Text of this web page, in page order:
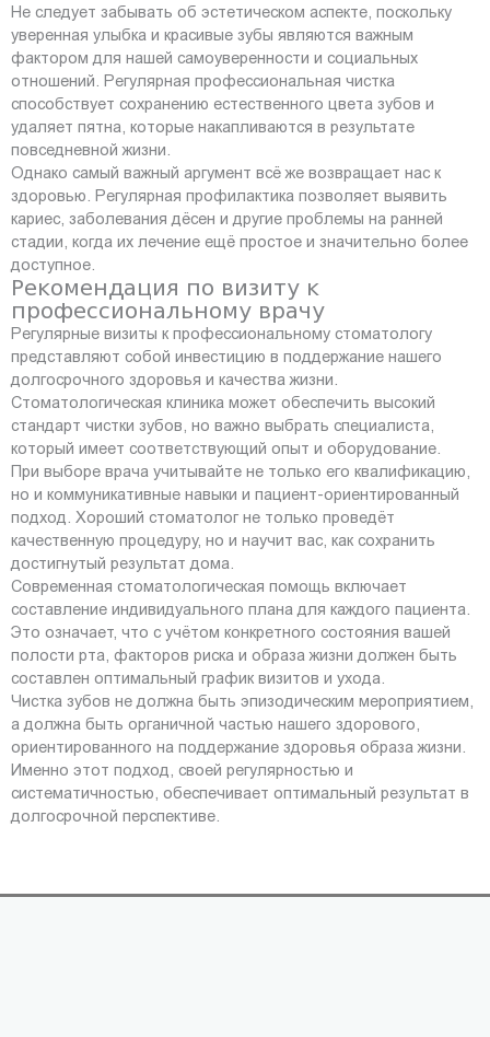
Не следует забывать об эстетическом аспекте, поскольку
уверенная улыбка и красивые зубы являются важным
фактором для нашей самоуверенности и социальных
отношений. Регулярная профессиональная чистка
способствует сохранению естественного цвета зубов и
удаляет пятна, которые накапливаются в результате
повседневной жизни.
Однако самый важный аргумент всё же возвращает нас к
здоровью. Регулярная профилактика позволяет выявить
кариес, заболевания дёсен и другие проблемы на ранней
стадии, когда их лечение ещё простое и значительно более
доступное.
Рекомендация по визиту к
профессиональному врачу
Регулярные визиты к профессиональному стоматологу
представляют собой инвестицию в поддержание нашего
долгосрочного здоровья и качества жизни.
Стоматологическая клиника может обеспечить высокий
стандарт чистки зубов, но важно выбрать специалиста,
который имеет соответствующий опыт и оборудование.
При выборе врача учитывайте не только его квалификацию,
но и коммуникативные навыки и пациент-ориентированный
подход. Хороший стоматолог не только проведёт
качественную процедуру, но и научит вас, как сохранить
достигнутый результат дома.
Современная стоматологическая помощь включает
составление индивидуального плана для каждого пациента.
Это означает, что с учётом конкретного состояния вашей
полости рта, факторов риска и образа жизни должен быть
составлен оптимальный график визитов и ухода.
Чистка зубов не должна быть эпизодическим мероприятием,
а должна быть органичной частью нашего здорового,
ориентированного на поддержание здоровья образа жизни.
Именно этот подход, своей регулярностью и
систематичностью, обеспечивает оптимальный результат в
долгосрочной перспективе.